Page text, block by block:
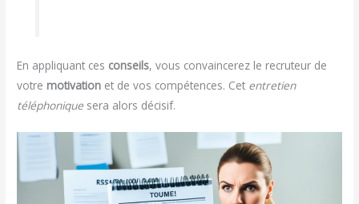
En appliquant ces conseils, vous convaincerez le recruteur de
votre motivation et de vos compétences. Cet entretien
téléphonique sera alors décisif.